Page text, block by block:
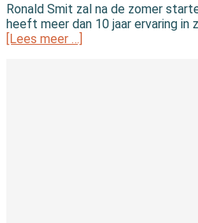
Ronald Smit zal na de zomer
heeft meer dan 10 jaar ervaring
[Lees meer …]